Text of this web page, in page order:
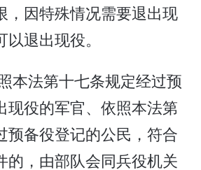
，因特殊情况需要退出现
退出现役。
本法第十七条规定经过预
现役的军官、依照本法第
预备役登记的公民，符合
的，由部队会同兵役机关